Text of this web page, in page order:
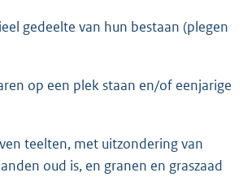
gedeelte van hun bestaan (plegen
op een plek staan en/of eenjarige
teelten, met uitzondering van
oud is, en granen en graszaad